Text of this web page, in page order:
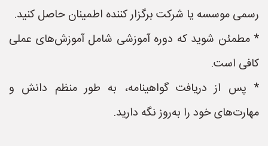
رسمی موسسه یا شرکت برگزار کننده اطمینان حاصل کنید.
* مطمئن شوید که دوره آموزشی شامل آموزش‌های عملی
کافی است.
* پس از دریافت گواهینامه، به طور منظم دانش و
مهارت‌های خود را به‌روز نگه دارید.